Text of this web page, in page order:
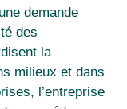
demande
des
la
milieux et dans
l’entreprise